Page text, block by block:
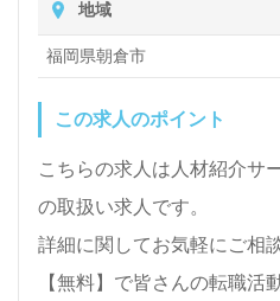
公開求人も取扱いあり！＞
転職活動！お問い合わせお
地域
福岡県朝倉市
この求人のポイント
こちらの求人は人材紹介サ
の取扱い求人です。
詳細に関してお気軽にご相
【無料】で皆さんの転職活